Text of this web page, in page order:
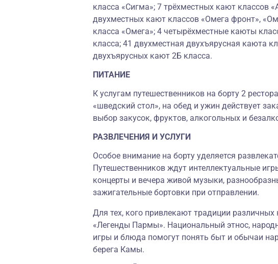
класса «Сигма»; 7 трёхместных кают классов
двухместных кают классов «Омега фронт»,
класса «Омега»; 4 четырёхместные каюты
класса; 41 двухместная двухъярусная каюта
двухъярусных кают 2Б класса.
ПИТАНИЕ
К услугам путешественников на борту 2
«шведский стол», на обед и ужин действует
выбор закусок, фруктов, алкогольных и
РАЗВЛЕЧЕНИЯ И УСЛУГИ
Особое внимание на борту уделяется
Путешественников ждут интеллектуальные
концерты и вечера живой музыки,
зажигательные бортовки при отправлении.
Для тех, кого привлекают традиции различных
«Легенды Пармы». Национальный этнос,
игры и блюда помогут понять быт и обычаи
берега Камы.